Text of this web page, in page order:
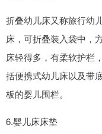
折叠幼儿床又称旅行幼
床，可折叠装入袋中，
床轻得多，有柔软护栏
括便携式幼儿床以及带
板的婴儿围栏。
6.婴儿床床垫